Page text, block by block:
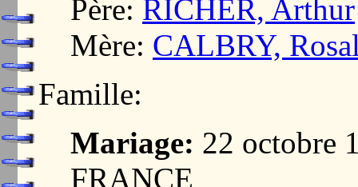
Père: RICHER, Arthur
Mère: CALBRY,
Famille:
Mariage: 22 octobre
FRANCE